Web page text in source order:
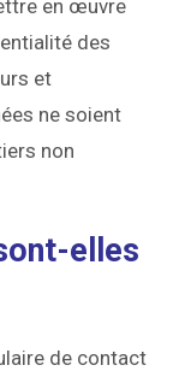
en œuvre
des
et
ne soient
non
elles
de contact